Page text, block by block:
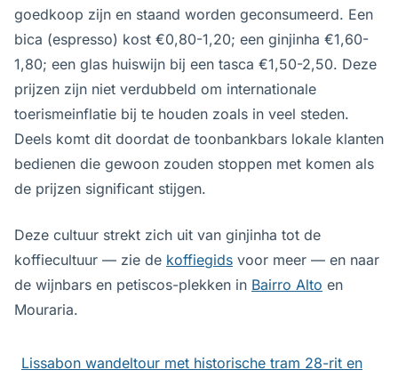
goedkoop zijn en staand worden geconsumeerd. Een
bica (espresso) kost €0,80-1,20; een ginjinha €1,60-
1,80; een glas huiswijn bij een tasca €1,50-2,50. Deze
prijzen zijn niet verdubbeld om internationale
toerismeinflatie bij te houden zoals in veel steden.
Deels komt dit doordat de toonbankbars lokale klanten
bedienen die gewoon zouden stoppen met komen als
de prijzen significant stijgen.
Deze cultuur strekt zich uit van ginjinha tot de
koffiecultuur — zie de koffiegids voor meer — en naar
de wijnbars en petiscos-plekken in Bairro Alto en
Mouraria.
Lissabon wandeltour met historische tram 28-rit en